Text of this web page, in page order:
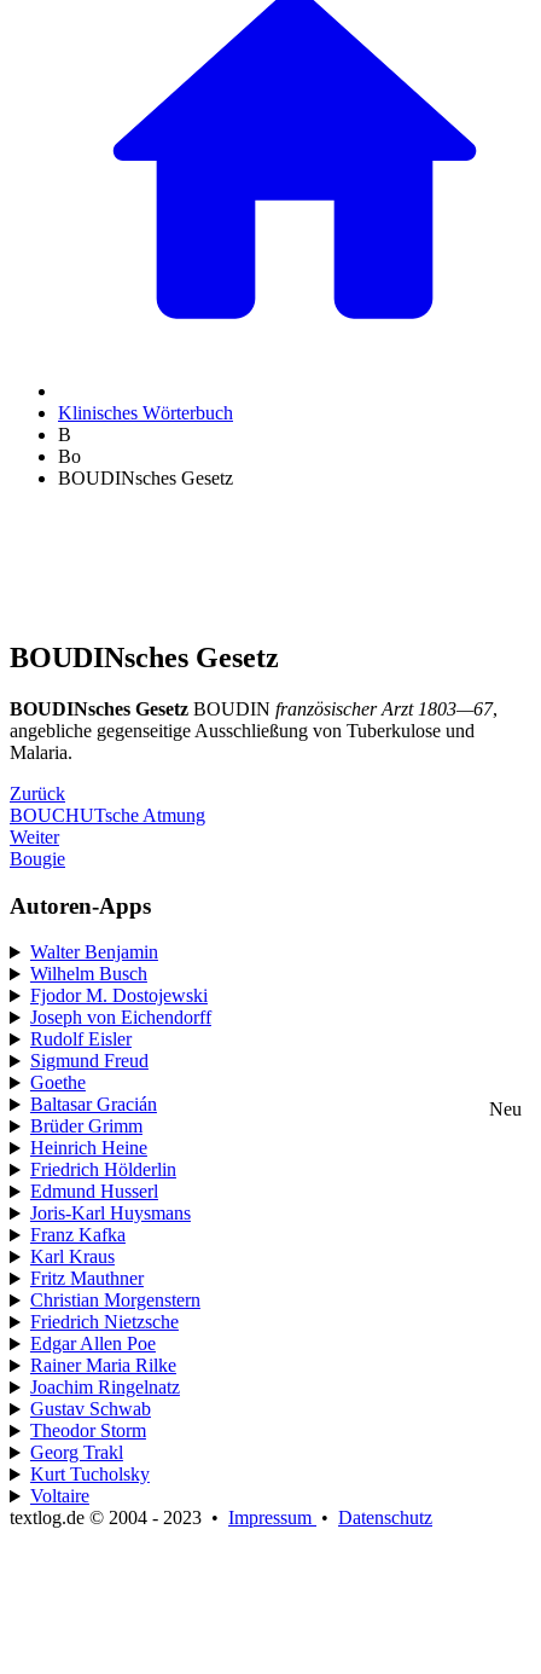
Klinisches Wörterbuch
B
Bo
BOUDINsches Gesetz
BOUDINsches Gesetz
BOUDINsches Gesetz BOUDIN französischer Arzt 1803—67,
angebliche gegenseitige Ausschließung von Tuberkulose und
Malaria.
Zurück
BOUCHUTsche Atmung
Weiter
Bougie
Autoren-Apps
Walter Benjamin
Wilhelm Busch
Fjodor M. Dostojewski
Joseph von Eichendorff
Rudolf Eisler
Sigmund Freud
Goethe
Baltasar Gracián
Neu
Brüder Grimm
Heinrich Heine
Friedrich Hölderlin
Edmund Husserl
Joris-Karl Huysmans
Franz Kafka
Karl Kraus
Fritz Mauthner
Christian Morgenstern
Friedrich Nietzsche
Edgar Allen Poe
Rainer Maria Rilke
Joachim Ringelnatz
Gustav Schwab
Theodor Storm
Georg Trakl
Kurt Tucholsky
Voltaire
textlog.de © 2004 - 2023 • Impressum • Datenschutz